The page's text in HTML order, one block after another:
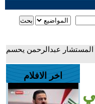
عبدالرحمن يحسم
اخر الافلام